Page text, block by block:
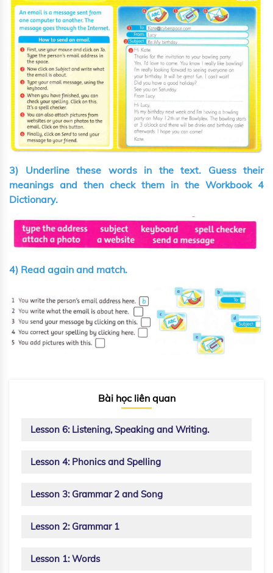
3) Underline these words in the text. Guess their
meanings and then check them in the Workbook 4
Dictionary.
4) Read again and match.
Bài học liên quan
Lesson 6: Listening, Speaking and Writing.
Lesson 4: Phonics and Spelling
Lesson 3: Grammar 2 and Song
Lesson 2: Grammar 1
Lesson 1: Words